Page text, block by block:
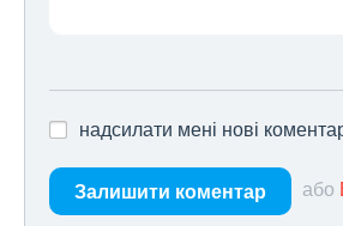
надсилати мені нові
Залишити коментар або